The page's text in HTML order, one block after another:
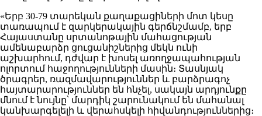
«Երբ 30-79 տարեկան քաղաքացիների մոտ կեսը
տառապում է զարկերակային գերճնշմամբ, երբ
Հայաստանը սրտանոթային մահացության
ամենաբարձր ցուցանիշներից մեկն ունի
աշխարհում, դժվար է խոսել առողջապահության
ոլորտում հաջողությունների մասին։ Տասնյակ
ծրագրեր, ռազմավարություններ և բարձրագոչ
հայտարարություններ են հնչել, սակայն արդյունքը
մնում է նույնը՝ մարդիկ շարունակում են մահանալ
կանխարգելելի և վերահսկելի հիվանդություններից։